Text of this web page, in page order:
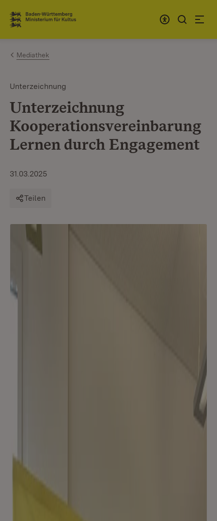
Zum Inhalt springen
Link zur Startseite
Mediathek
Unterzeichnung
Unterzeichnung
Kooperationsvereinbarung
Lernen durch Engagement
31.03.2025
Teilen